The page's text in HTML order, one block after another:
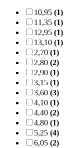
10,95 (1)
11,35 (1)
12,95 (1)
13,10 (1)
2,70 (1)
2,80 (2)
2,90 (1)
3,15 (1)
3,60 (3)
4,10 (1)
4,40 (2)
4,80 (1)
5,25 (4)
6,05 (2)